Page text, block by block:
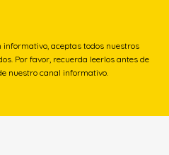
aceptas todos nuestros
Por favor, recuerda leerlos antes de
nuestro canal informativo.